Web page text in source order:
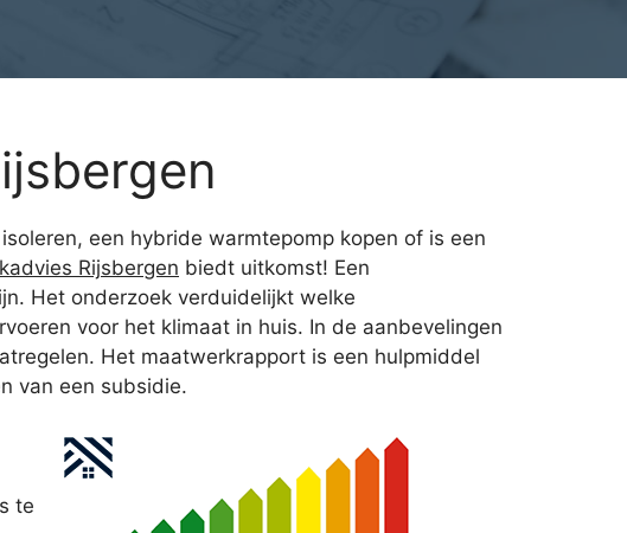
een hybride warmtepomp kopen of is een
Rijsbergen biedt uitkomst! Een
Het onderzoek verduidelijkt welke
voor het klimaat in huis. In de aanbevelingen
Het maatwerkrapport is een hulpmiddel
van een subsidie.
te